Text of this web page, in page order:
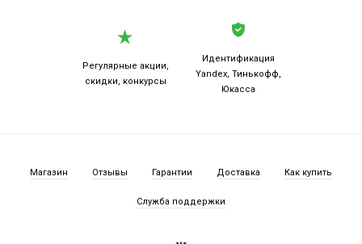
Регулярные акции,
скидки, конкурсы
Идентификация
Yandex, Тинькофф,
Юкасса
Магазин Отзывы Гарантии Доставка Как купить
Служба поддержки